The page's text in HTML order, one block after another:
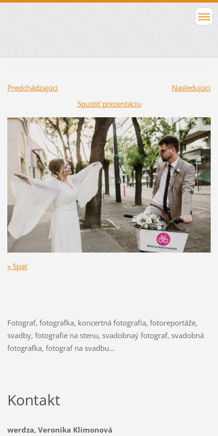
Predchádzajúci
Nasledujúci
Spustiť prezentáciu
« Späť
Fotograf, fotografka, koncertná fotografia, fotoreportáže,
svadby, fotografie na stenu, svadobnaý fotograf, svadobná
fotografka, fotograf na svadbu...
Kontakt
werdza, Veronika Klimonová